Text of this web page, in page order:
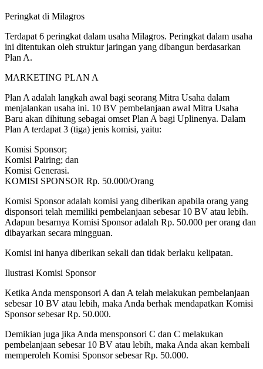
Peringkat di Milagros
Terdapat 6 peringkat dalam usaha Milagros. Peringkat dalam usaha
ini ditentukan oleh struktur jaringan yang dibangun berdasarkan
Plan A.
MARKETING PLAN A
Plan A adalah langkah awal bagi seorang Mitra Usaha dalam
menjalankan usaha ini. 10 BV pembelanjaan awal Mitra Usaha
Baru akan dihitung sebagai omset Plan A bagi Uplinenya. Dalam
Plan A terdapat 3 (tiga) jenis komisi, yaitu:
Komisi Sponsor;
Komisi Pairing; dan
Komisi Generasi.
KOMISI SPONSOR Rp. 50.000/Orang
Komisi Sponsor adalah komisi yang diberikan apabila orang yang
disponsori telah memiliki pembelanjaan sebesar 10 BV atau lebih.
Adapun besarnya Komisi Sponsor adalah Rp. 50.000 per orang dan
dibayarkan secara mingguan.
Komisi ini hanya diberikan sekali dan tidak berlaku kelipatan.
Ilustrasi Komisi Sponsor
Ketika Anda mensponsori A dan A telah melakukan pembelanjaan
sebesar 10 BV atau lebih, maka Anda berhak mendapatkan Komisi
Sponsor sebesar Rp. 50.000.
Demikian juga jika Anda mensponsori C dan C melakukan
pembelanjaan sebesar 10 BV atau lebih, maka Anda akan kembali
memperoleh Komisi Sponsor sebesar Rp. 50.000.